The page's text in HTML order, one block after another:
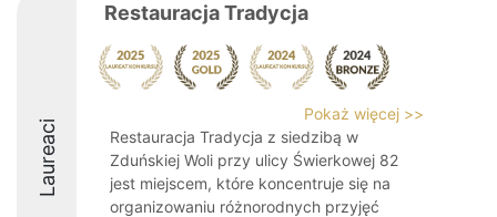
Laureaci
Restauracja Tradycja
Pokaż więcej >>
Restauracja Tradycja z siedzibą w
Zduńskiej Woli przy ulicy Świerkowej 82
jest miejscem, które koncentruje się na
organizowaniu różnorodnych przyjęć